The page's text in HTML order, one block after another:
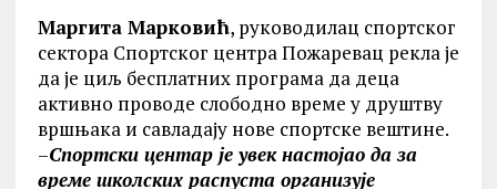
Маргита Марковић, руководилац спортског
сектора Спортског центра Пожаревац рекла је
да је циљ бесплатних програма да деца
активно проводе слободно време у друштву
вршњака и савладају нове спортске вештине.
–Спортски центар је увек настојао да за
време школских распуста организује